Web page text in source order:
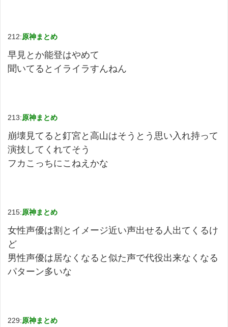
212:原神まとめ
早見とか能登はやめて
聞いてるとイライラすんねん
213:原神まとめ
崩壊見てると釘宮と高山はそうとう思い入れ持って
演技してくれてそう
フカこっちにこねえかな
215:原神まとめ
女性声優は割とイメージ近い声出せる人出てくるけ
ど
男性声優は居なくなると似た声で代役出来なくなる
パターン多いな
229:原神まとめ